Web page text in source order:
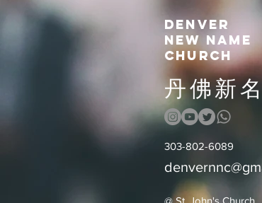
denver
new name
church
丹佛新
303-802-6089
@ St. John's Church